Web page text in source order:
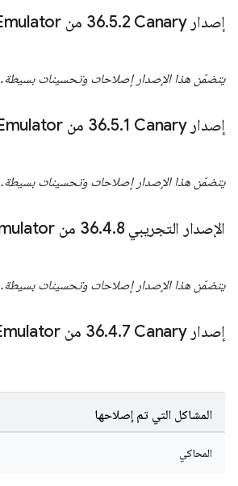
إصدار Canary‏ 36 .5.2 من Android Emulator
يتضمّن هذا الإصدار إصلاحات وتحسينات بسيطة.
إصدار Canary‏ 36 .5.1 من Android Emulator
يتضمّن هذا الإصدار إصلاحات وتحسينات بسيطة.
الإصدار التجريبي 36 .4.8 من Android Emulator
يتضمّن هذا الإصدار إصلاحات وتحسينات بسيطة.
إصدار Canary‏ 36 .4.7 من Android Emulator
المشاكل التي تم إصلاحها
المحاكي